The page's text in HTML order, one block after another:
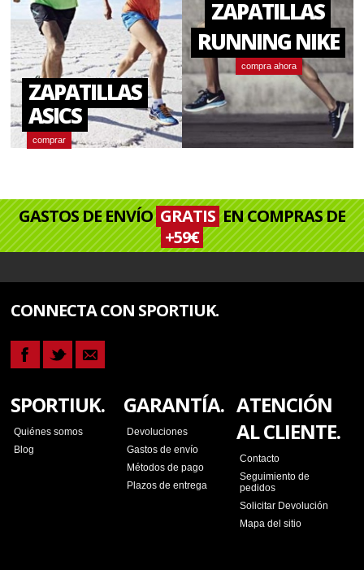
ZAPATILLAS
ASICS
comprar
ZAPATILLAS
RUNNING NIKE
compra ahora
GASTOS DE ENVÍO GRATISEN COMPRAS DE
+59€
CONNECTA CON SPORTIUK.
SPORTIUK.
Quiénes somos
Blog
GARANTÍA.
Devoluciones
Gastos de envío
Métodos de pago
Plazos de entrega
ATENCIÓN
AL CLIENTE.
Contacto
Seguimiento de
pedidos
Solicitar Devolución
Mapa del sitio